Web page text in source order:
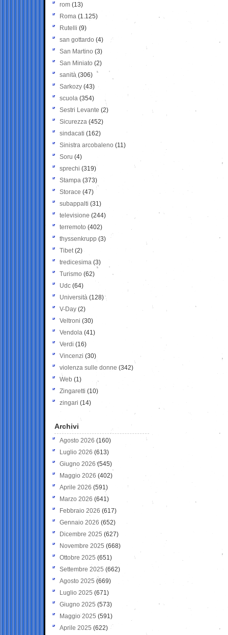
rom (13)
Roma (1.125)
Rutelli (9)
san gottardo (4)
San Martino (3)
San Miniato (2)
sanità (306)
Sarkozy (43)
scuola (354)
Sestri Levante (2)
Sicurezza (452)
sindacati (162)
Sinistra arcobaleno (11)
Soru (4)
sprechi (319)
Stampa (373)
Storace (47)
subappalti (31)
televisione(244)
terremoto (402)
thyssenkrupp (3)
Tibet(2)
tredicesima (3)
Turismo (62)
Udc (64)
Università (128)
V-Day (2)
Veltroni (30)
Vendola (41)
Verdi (16)
Vincenzi (30)
violenza sulle donne (342)
Web (1)
Zingaretti (10)
zingari (14)
Archivi
Agosto 2026 (160)
Luglio 2026 (613)
Giugno 2026 (545)
Maggio 2026 (402)
Aprile 2026 (591)
Marzo 2026 (641)
Febbraio 2026 (617)
Gennaio 2026 (652)
Dicembre 2025 (627)
Novembre 2025 (668)
Ottobre 2025 (651)
Settembre 2025 (662)
Agosto 2025 (669)
Luglio 2025 (671)
Giugno 2025 (573)
Maggio 2025 (591)
Aprile 2025 (622)